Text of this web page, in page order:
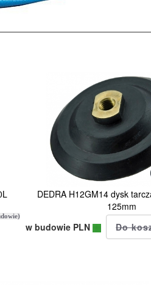
DEDRA H12GM14 dysk
125mm
w budowie PLN